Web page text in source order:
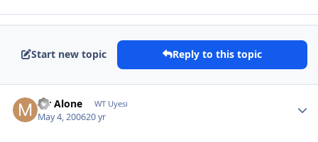
Start new topic Reply to this topic
Mr Alone WT Uyesi
May 4, 200620 yr